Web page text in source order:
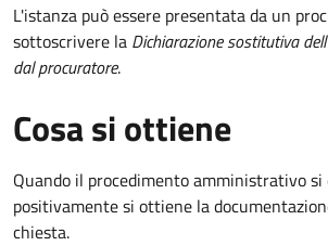
L'istanza può essere presentata da un
sottoscrivere la Dichiarazione sostitutiva
dal procuratore.
Cosa si ottiene
Quando il procedimento amministrativo si
positivamente si ottiene la
chiesta.